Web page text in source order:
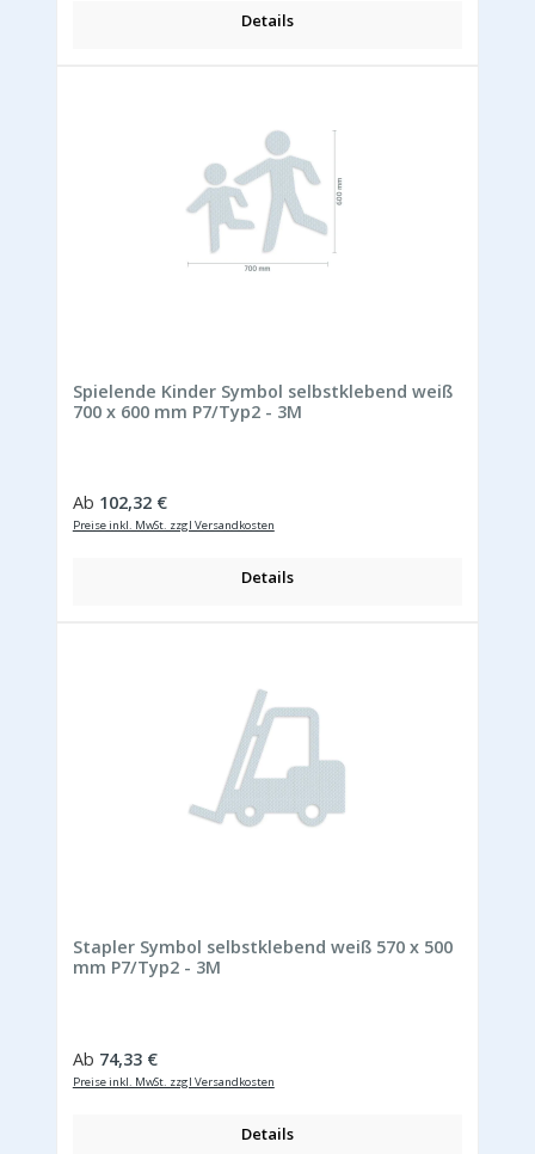
Details
Spielende Kinder Symbol selbstklebend weiß
700 x 600 mm P7/Typ2 - 3M
Regulärer Preis:
Ab 102,32 €
Preise inkl. MwSt. zzgl Versandkosten
Details
Stapler Symbol selbstklebend weiß 570 x 500
mm P7/Typ2 - 3M
Regulärer Preis:
Ab 74,33 €
Preise inkl. MwSt. zzgl Versandkosten
Details